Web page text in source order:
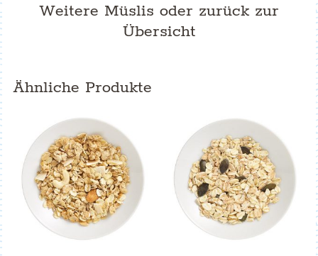
Weitere Müslis oder zurück zur
Übersicht
Ähnliche Produkte